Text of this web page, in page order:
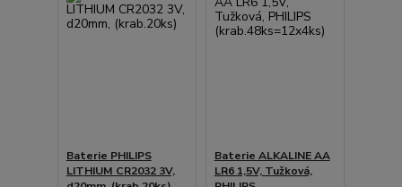
Baterie PHILIPS
LITHIUM CR2032 3V,
Baterie ALKALINE AA
LR6 1,5V, Tužková,